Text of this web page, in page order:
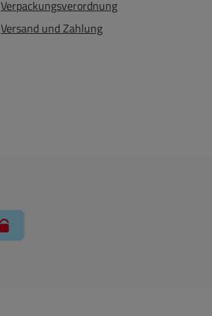
siehe (Zubehör-Register)
Verpackungsverordnung
Versand und Zahlung